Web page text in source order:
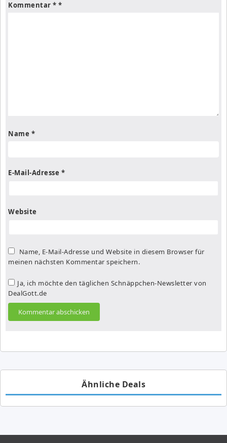
Kommentar *
Name *
E-Mail-Adresse *
Website
Name, E-Mail-Adresse und Website in diesem Browser für
meinen nächsten Kommentar speichern.
Ja, ich möchte den täglichen Schnäppchen-Newsletter von
DealGott.de
Ähnliche Deals